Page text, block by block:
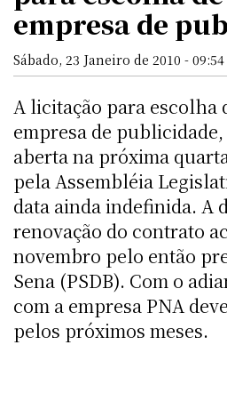
empresa de
Sábado, 23 Janeiro de 2010 - 09:54
A licitação para escolha
empresa de
aberta na próxima
pela Assembléia
data ainda indefinida. A
renovação do contrato
novembro pelo então
Sena (PSDB). Com o
com a empresa PNA
pelos próximos meses.